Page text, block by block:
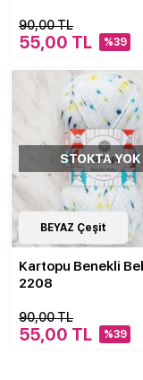
90,00 TL
55,00 TL %39
14Çeşit
STOKTA YOK
BEYAZ Çeşit
Kartopu Benekli
2208
90,00 TL
55,00 TL %39